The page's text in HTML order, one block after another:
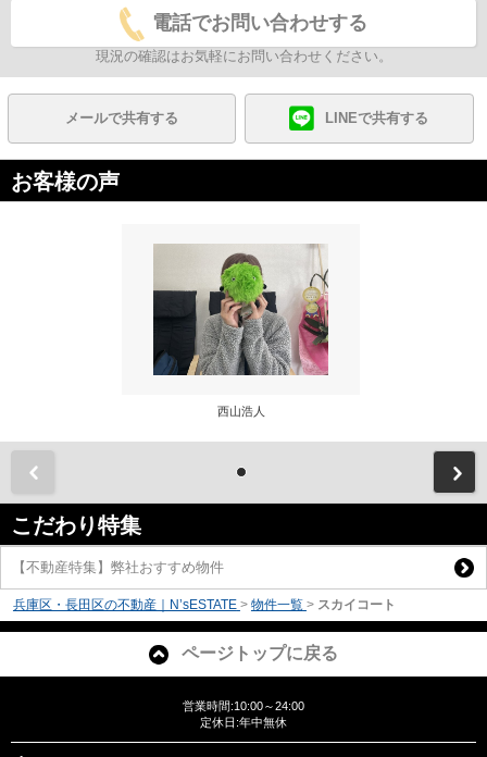
電話でお問い合わせする
現況の確認はお気軽にお問い合わせください。
メールで共有する LINEで共有する
お客様の声
西山浩人
こだわり特集
【不動産特集】弊社おすすめ物件
兵庫区・長田区の不動産｜N’sESTATE > 物件一覧 > スカイコート
ページトップに戻る
営業時間:10:00～24:00
定休日:年中無休